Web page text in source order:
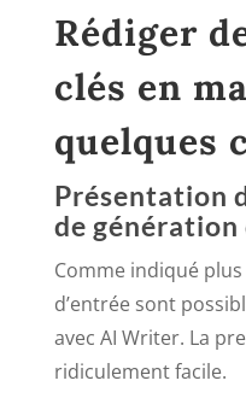
Rédiger
clés en
quelques
Présentation
de génération
Comme indiqué
d’entrée sont
avec AI Writer. La
ridiculement facile.